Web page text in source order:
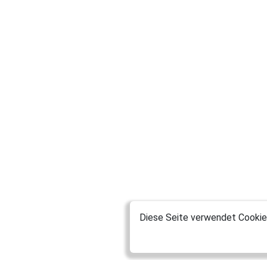
Diese Seite verwendet